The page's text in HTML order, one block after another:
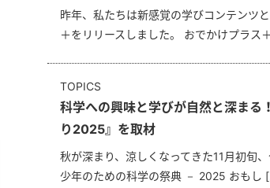
昨年、私たちは新感覚の学びコンテンツ
＋をリリースしました。 おでかけプラス
TOPICS
科学への興味と学びが自然と深まる
り2025』を取材
秋が深まり、涼しくなってきた11月初旬
少年のための科学の祭典 － 2025 おもし